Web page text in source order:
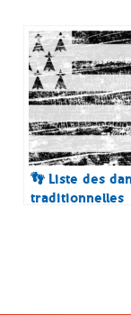
👣 Liste des
traditionnelles